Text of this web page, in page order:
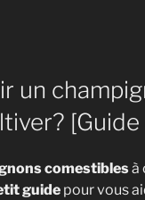
un
comestiblesà
guide pour vous